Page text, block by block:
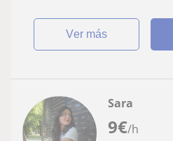
ver más
9€/h
Sara